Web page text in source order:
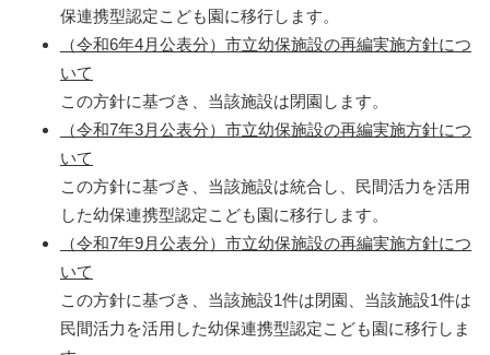
保連携型認定こども園に移行します。​​
（令和6年4月公表分）市立幼保施設の再編実施方針につ
いて
この方針に基づき、当該施設は閉園します。
（令和7年3月公表分）市立幼保施設の再編実施方針につ
いて
この方針に基づき、当該施設は統合し、民間活力を活用
した幼保連携型認定こども園に移行します。
（令和7年9月公表分）市立幼保施設の再編実施方針につ
いて
この方針に基づき、当該施設1件は閉園、当該施設1件は
民間活力を活用した幼保連携型認定こども園に移行しま